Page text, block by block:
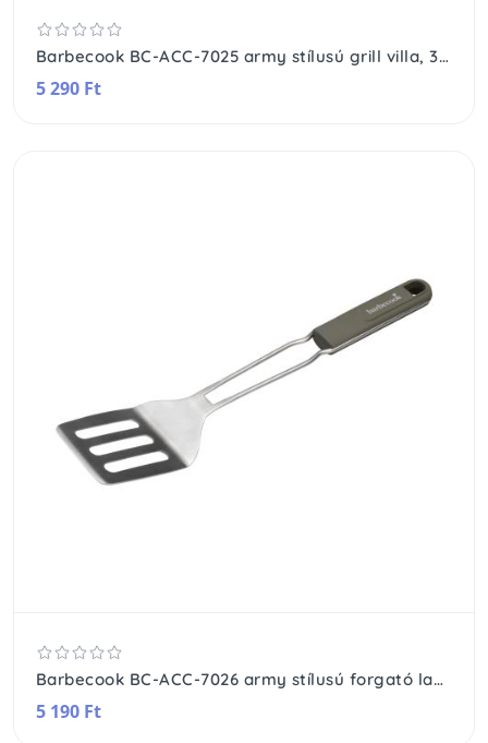
Barbecook BC-ACC-7025 army stílusú grill villa, 38cm-es, khaki zöld nyél
5 290 Ft
Barbecook BC-ACC-7026 army stílusú forgató lapát, 38cm-es, khaki zöld nyél
5 190 Ft